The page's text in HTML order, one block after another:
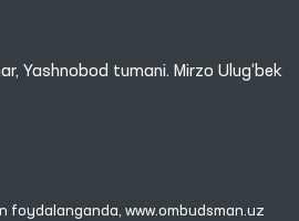
Yashnobod tumani. Mirzo Ulug‘bek
foydalanganda, www.ombudsman.uz